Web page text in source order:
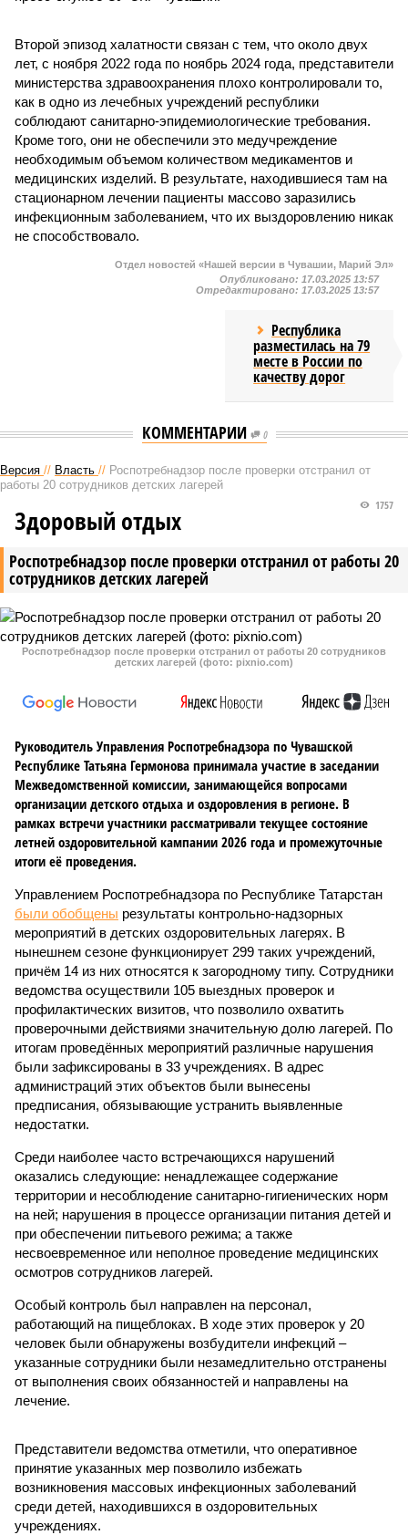
Второй эпизод халатности связан с тем, что около двух
лет, с ноября 2022 года по ноябрь 2024 года, представители
министерства здравоохранения плохо контролировали то,
как в одно из лечебных учреждений республики
соблюдают санитарно-эпидемиологические требования.
Кроме того, они не обеспечили это медучреждение
необходимым объемом количеством медикаментов и
медицинских изделий. В результате, находившиеся там на
стационарном лечении пациенты массово заразились
инфекционным заболеванием, что их выздоровлению никак
не способствовало.
Отдел новостей «Нашей версии в Чувашии, Марий Эл»
Опубликовано: 17.03.2025 13:57
Отредактировано: 17.03.2025 13:57
Республика
разместилась на 79
месте в России по
качеству дорог
КОММЕНТАРИИ 0
Версия // Власть // Роспотребнадзор после проверки отстранил от
работы 20 сотрудников детских лагерей
Роспотребнадзор после проверки отстранил от работы 20
сотрудников детских лагерей
1757
Здоровый отдых
Роспотребнадзор после проверки отстранил от работы 20 сотрудников
детских лагерей (фото: pixnio.com)
Руководитель Управления Роспотребнадзора по Чувашской
Республике Татьяна Гермонова принимала участие в заседании
Межведомственной комиссии, занимающейся вопросами
организации детского отдыха и оздоровления в регионе. В
рамках встречи участники рассматривали текущее состояние
летней оздоровительной кампании 2026 года и промежуточные
итоги её проведения.
Управлением Роспотребнадзора по Республике Татарстан
были обобщены результаты контрольно-надзорных
мероприятий в детских оздоровительных лагерях. В
нынешнем сезоне функционирует 299 таких учреждений,
причём 14 из них относятся к загородному типу. Сотрудники
ведомства осуществили 105 выездных проверок и
профилактических визитов, что позволило охватить
проверочными действиями значительную долю лагерей. По
итогам проведённых мероприятий различные нарушения
были зафиксированы в 33 учреждениях. В адрес
администраций этих объектов были вынесены
предписания, обязывающие устранить выявленные
недостатки.
Среди наиболее часто встречающихся нарушений
оказались следующие: ненадлежащее содержание
территории и несоблюдение санитарно-гигиенических норм
на ней; нарушения в процессе организации питания детей и
при обеспечении питьевого режима; а также
несвоевременное или неполное проведение медицинских
осмотров сотрудников лагерей.
Особый контроль был направлен на персонал,
работающий на пищеблоках. В ходе этих проверок у 20
человек были обнаружены возбудители инфекций –
указанные сотрудники были незамедлительно отстранены
от выполнения своих обязанностей и направлены на
лечение.
Представители ведомства отметили, что оперативное
принятие указанных мер позволило избежать
возникновения массовых инфекционных заболеваний
среди детей, находившихся в оздоровительных
учреждениях.